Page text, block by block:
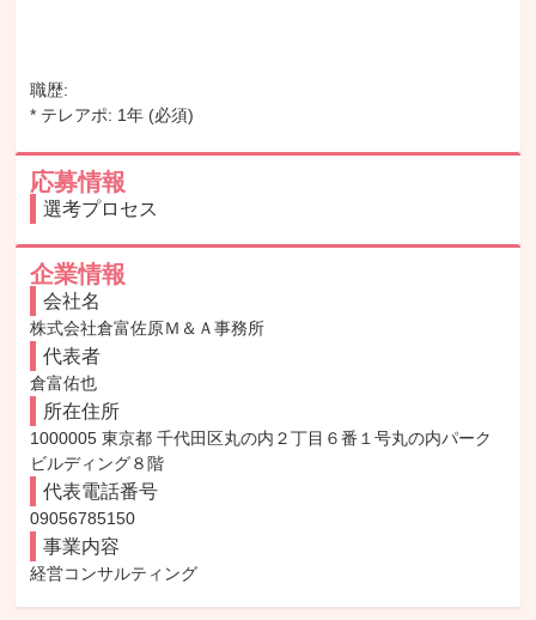
職歴:
* テレアポ: 1年 (必須)
応募情報
選考プロセス
企業情報
会社名
株式会社倉富佐原Ｍ＆Ａ事務所
代表者
倉富佑也
所在住所
1000005 東京都 千代田区丸の内２丁目６番１号丸の内パーク
ビルディング８階
代表電話番号
09056785150
事業内容
経営コンサルティング